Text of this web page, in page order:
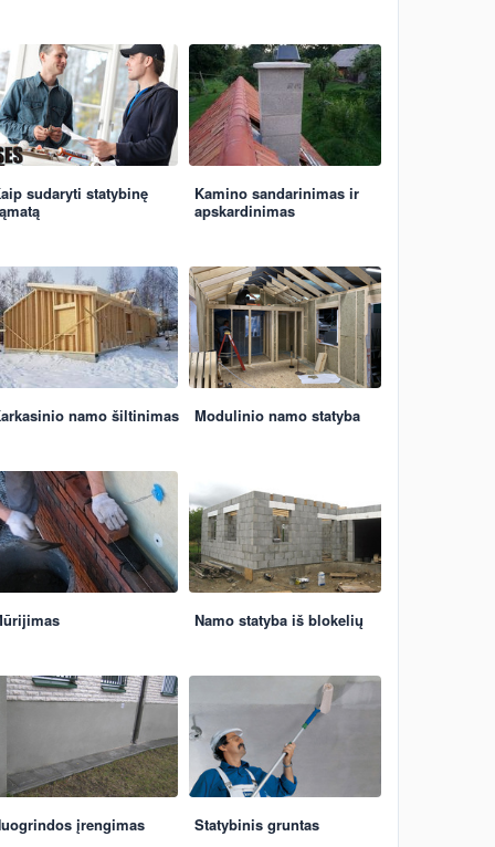
sudaryti statybinę
Kamino sandarinimas ir
apskardinimas
namo šiltinimas Modulinio namo statyba
Namo statyba iš blokelių
įrengimas Statybinis gruntas